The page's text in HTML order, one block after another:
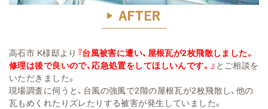
高石市 K様邸より 『台風被害に遭い、屋根瓦が2枚飛散しました。
修理は後で良いので、応急処置をしてほしいんです。』 とご相談を
いただきました。
現場調査に伺うと、台風の強風で2階の屋根瓦が2枚飛散し、他の
瓦もめくれたりズレたりする被害が発生していました。